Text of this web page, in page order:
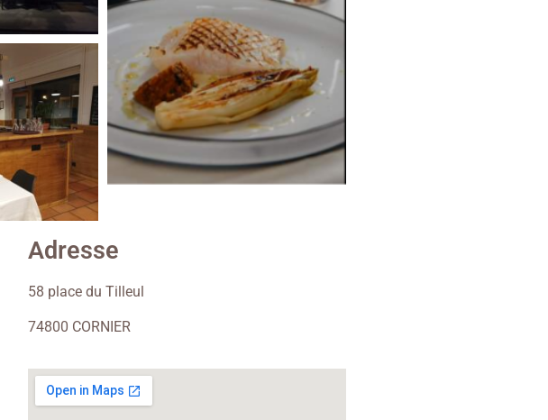
Adresse
58 place du Tilleul
74800 CORNIER